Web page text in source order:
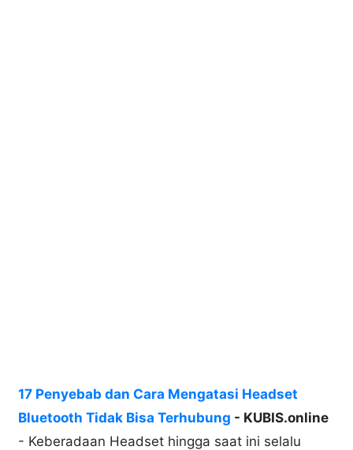
17 Penyebab dan Cara Mengatasi Headset
Bluetooth Tidak Bisa Terhubung - KUBIS.online
- Keberadaan Headset hingga saat ini selalu